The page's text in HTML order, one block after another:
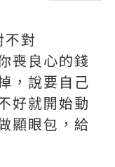
對
喪良心的錢
，說要自己
好就開始動
顯眼包，給